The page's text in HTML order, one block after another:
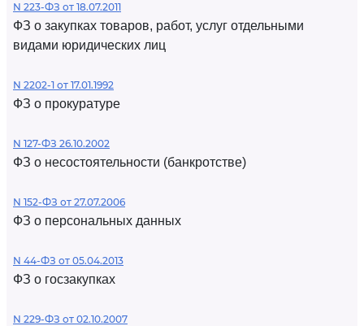
N 223-ФЗ от 18.07.2011
ФЗ о закупках товаров, работ, услуг отдельными
видами юридических лиц
N 2202-1 от 17.01.1992
ФЗ о прокуратуре
N 127-ФЗ 26.10.2002
ФЗ о несостоятельности (банкротстве)
N 152-ФЗ от 27.07.2006
ФЗ о персональных данных
N 44-ФЗ от 05.04.2013
ФЗ о госзакупках
N 229-ФЗ от 02.10.2007